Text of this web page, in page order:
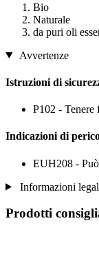
Bio
Naturale
da puri oli
Avvertenze
Istruzioni di
P102 - Tenere
Indicazioni di
EUH208 -
Informazioni
Prodotti